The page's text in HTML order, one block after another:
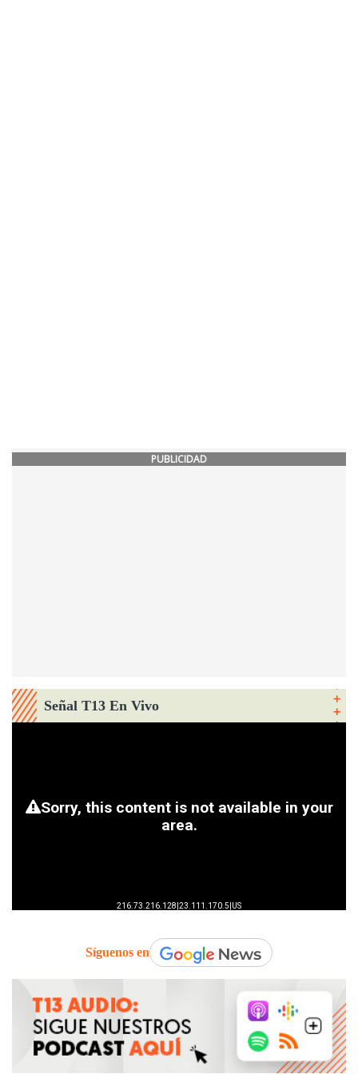
PUBLICIDAD
Señal T13 En Vivo
Síguenos en